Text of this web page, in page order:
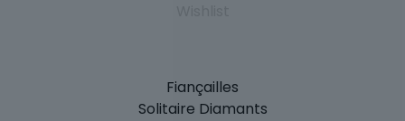
Fiançailles
Solitaire Diamants